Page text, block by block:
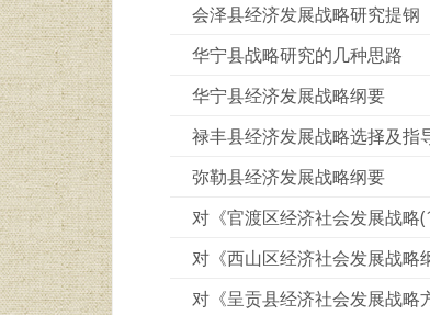
会泽县经济发展战略研究提钢
华宁县战略研究的几种思路
华宁县经济发展战略纲要
禄丰县经济发展战略选择及指
弥勒县经济发展战略纲要
对《官渡区经济社会发展战略
对《西山区经济社会发展战略
对《呈贡县经济社会发展战略